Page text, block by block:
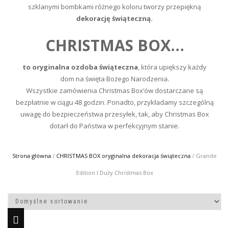
szklanymi bombkami różnego koloru tworzy przepiękną
dekorację świąteczną.
CHRISTMAS BOX…
to oryginalna ozdoba świąteczna, która upiększy każdy
dom na święta Bożego Narodzenia.
Wszystkie zamówienia Christmas Box’ów dostarczane są
bezpłatnie w ciągu 48 godzin. Ponadto, przykładamy szczególną
uwagę do bezpieczeństwa przesyłek, tak, aby Christmas Box
dotarł do Państwa w perfekcyjnym stanie.
Strona główna / CHRISTMAS BOX oryginalna dekoracja świąteczna / Grande
Edition I Duży Christmas Box